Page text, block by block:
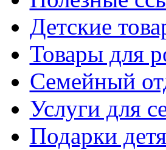
Детские
Товары для
Семейный
Услуги для
Подарки